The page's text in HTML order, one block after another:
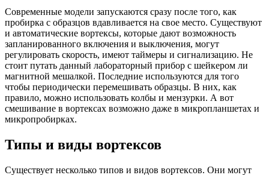
Современные модели запускаются сразу после того, как
пробирка с образцов вдавливается на свое место. Существуют
и автоматические вортексы, которые дают возможность
запланированного включения и выключения, могут
регулировать скорость, имеют таймеры и сигнализацию. Не
стоит путать данный лабораторный прибор с шейкером ли
магнитной мешалкой. Последние используются для того
чтобы периодически перемешивать образцы. В них, как
правило, можно использовать колбы и мензурки. А вот
смешивание в вортексах возможно даже в микропланшетах и
микропробирках.
Типы и виды вортексов
Существует несколько типов и видов вортексов. Они могут